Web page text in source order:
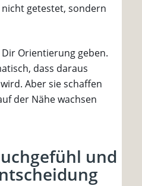
getestet, sondern
Orientierung geben.
dass daraus
Aber sie schaffen
der Nähe wachsen
und